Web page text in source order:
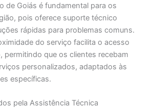
de Goiás é fundamental para os
pois oferece suporte técnico
rápidas para problemas comuns.
do serviço facilita o acesso
permitindo que os clientes recebam
personalizados, adaptados às
específicas.
pela Assistência Técnica